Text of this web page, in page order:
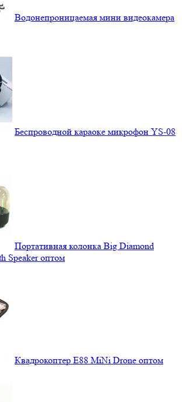
Водонепроницаемая мини видеокамера
Беспроводной караоке микрофон YS-08
Портативная колонка Big Diamond
Speaker оптом
Квадрокоптер E88 MiNi Drone оптом